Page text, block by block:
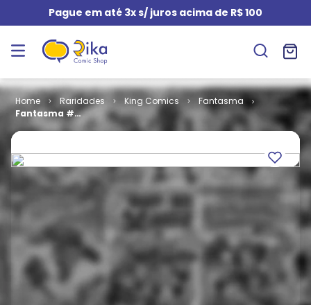
Pague em até 3x s/ juros acima de R$ 100
Raridades King Comics
Fantasma
Fantasma #
065